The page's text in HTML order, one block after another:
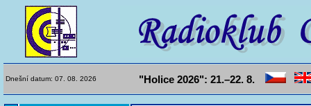
Dnešní datum: 07. 08. 2026 "Holice 2026": 21.–22. 8.